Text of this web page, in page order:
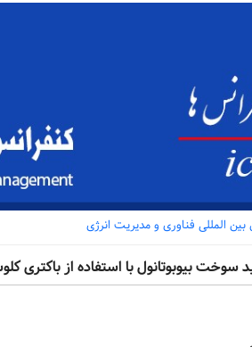
المللی فناوری و مدیریت انرژی
سوخت بیوبوتانول با استفاده از باکتری